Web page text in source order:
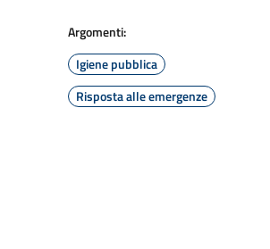
Argomenti:
Igiene pubblica
Risposta alle emergenze